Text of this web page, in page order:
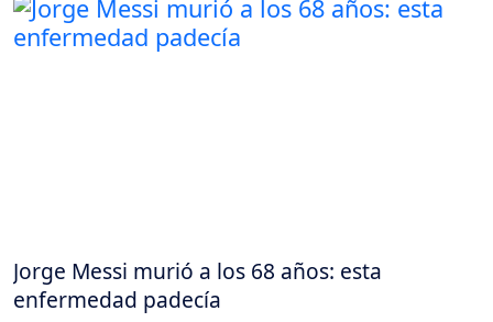
Jorge Messi murió a los 68 años: esta
enfermedad padecía